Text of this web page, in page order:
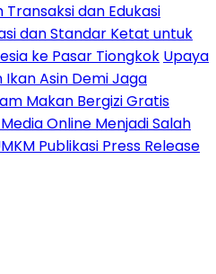
dan Edukasi
dan Standar Ketat untuk
ke Pasar Tiongkok Upaya
Asin Demi Jaga
Makan Bergizi Gratis
Online Menjadi Salah
Publikasi Press Release